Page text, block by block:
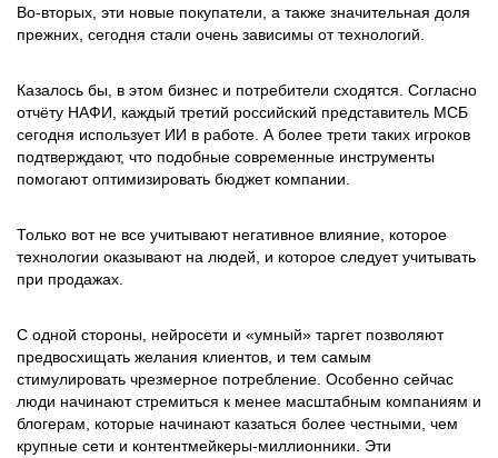
Во-вторых, эти новые покупатели, а также значительная доля
прежних, сегодня стали очень зависимы от технологий.
Казалось бы, в этом бизнес и потребители сходятся. Согласно
отчёту НАФИ, каждый третий российский представитель МСБ
сегодня использует ИИ в работе. А более трети таких игроков
подтверждают, что подобные современные инструменты
помогают оптимизировать бюджет компании.
Только вот не все учитывают негативное влияние, которое
технологии оказывают на людей, и которое следует учитывать
при продажах.
С одной стороны, нейросети и «умный» таргет позволяют
предвосхищать желания клиентов, и тем самым
стимулировать чрезмерное потребление. Особенно сейчас
люди начинают стремиться к менее масштабным компаниям и
блогерам, которые начинают казаться более честными, чем
крупные сети и контентмейкеры-миллионники. Эти